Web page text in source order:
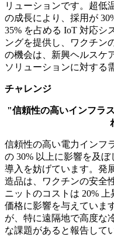
リューションです。超低
の成長により、採用が
35% を占める IoT 対応シ
ングを提供し、ワクチン
の機会は、新興ヘルスケ
ソリューションに対する
チャレンジ
"信頼性の高いインフラ
信頼性の高い電力インフ
の 30% 以上に影響を及
導入を妨げています。発
造品は、ワクチンの安全
ニットのコストは 20%
価格に影響を与えていま
が、特に遠隔地で高度な
な課題があると報告して